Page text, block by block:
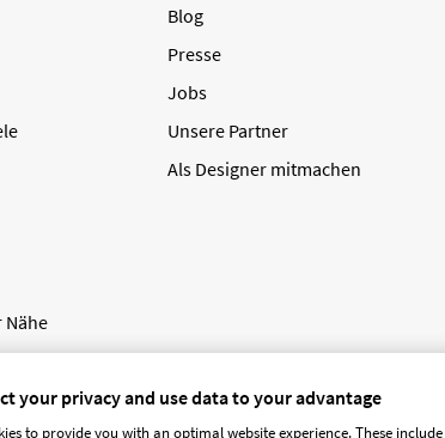
Nähe
Blog
Presse
Jobs
Unsere Partner
Als Designer mitmachen
your privacy and use data to your advantage
to provide you with an optimal website experience. These